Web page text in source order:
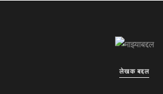
लेखक बद्दल